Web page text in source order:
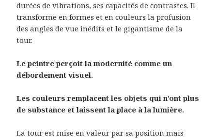
durées de vibrations, ses capacités de contrastes. Il
transforme en formes et en couleurs la profusion
des angles de vue inédits et le gigantisme de la
tour.
Le peintre perçoit la modernité comme un
débordement visuel.
Les couleurs remplacent les objets qui n’ont plus
de substance et laissent la place à la lumière.
La tour est mise en valeur par sa position mais